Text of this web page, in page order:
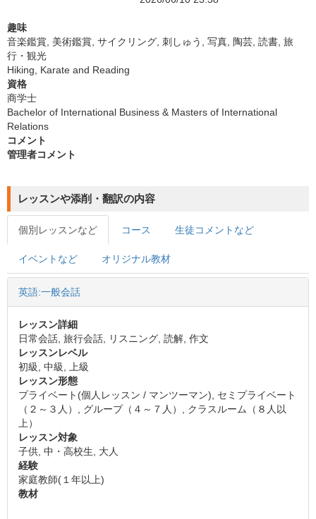
趣味
音楽鑑賞, 美術鑑賞, サイクリング, 刺しゅう, 写真, 陶芸, 読書, 旅
行・観光
Hiking, Karate and Reading
資格
商学士
Bachelor of International Business & Masters of International
Relations
コメント
管理者コメント
レッスンや添削・翻訳の内容
個別レッスンなど コース 生徒コメントなど
イベントなど オリジナル教材
英語:一般会話
レッスン詳細
日常会話, 旅行会話, リスニング, 読解, 作文
レッスンレベル
初級, 中級, 上級
レッスン形態
プライベート(個人レッスン / マンツーマン), セミプライベート
（２～３人）, グループ（４～７人）, クラスルーム（８人以
上）
レッスン対象
子供, 中・高校生, 大人
経験
家庭教師(１年以上)
教材